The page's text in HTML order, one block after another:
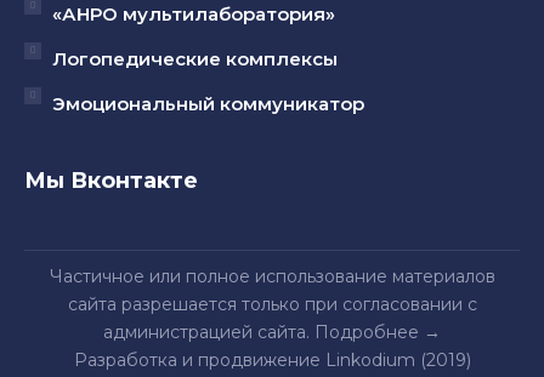
«АНРО мультилаборатория»
Логопедические комплексы
Эмоциональный коммуникатор
Мы Вконтакте
Частичное или полное использование материалов
сайта разрешается только при согласовании с
администрацией сайта. Подробнее →
Разработка и продвижение Linkodium (2019)